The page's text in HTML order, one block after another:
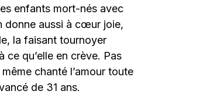
enfants mort-nés avec
donne aussi à cœur joie,
la faisant tournoyer
ce qu’elle en crève. Pas
chanté l’amour toute
de 31 ans.